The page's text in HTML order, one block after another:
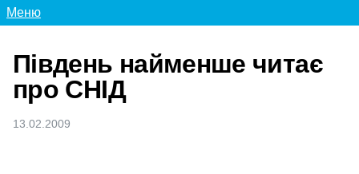
Меню
Південь найменше читає
про СНІД
13.02.2009